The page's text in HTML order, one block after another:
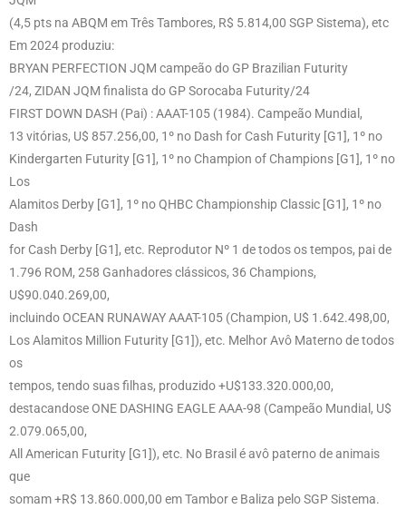
(4,5 pts na ABQM em Três Tambores, R$ 5.814,00 SGP Sistema), etc
Em 2024 produziu:
BRYAN PERFECTION JQM campeão do GP Brazilian Futurity
/24, ZIDAN JQM finalista do GP Sorocaba Futurity/24
FIRST DOWN DASH (Pai) : AAAT-105 (1984). Campeão Mundial,
13 vitórias, U$ 857.256,00, 1º no Dash for Cash Futurity [G1], 1º no
Kindergarten Futurity [G1], 1º no Champion of Champions [G1], 1º no
Los
Alamitos Derby [G1], 1º no QHBC Championship Classic [G1], 1º no
Dash
for Cash Derby [G1], etc. Reprodutor Nº 1 de todos os tempos, pai de
1.796 ROM, 258 Ganhadores clássicos, 36 Champions,
U$90.040.269,00,
incluindo OCEAN RUNAWAY AAAT-105 (Champion, U$ 1.642.498,00,
Los Alamitos Million Futurity [G1]), etc. Melhor Avô Materno de todos
os
tempos, tendo suas filhas, produzido +U$133.320.000,00,
destacandose ONE DASHING EAGLE AAA-98 (Campeão Mundial, U$
2.079.065,00,
All American Futurity [G1]), etc. No Brasil é avô paterno de animais
que
somam +R$ 13.860.000,00 em Tambor e Baliza pelo SGP Sistema.